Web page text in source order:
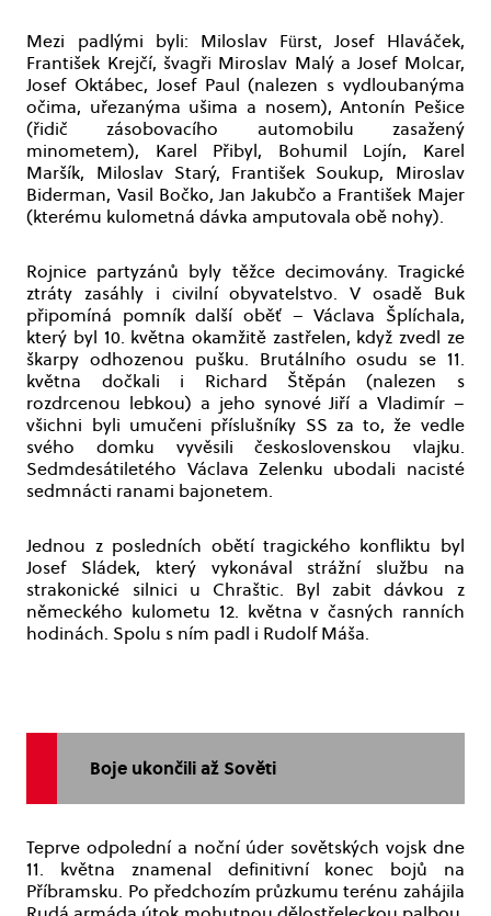
Mezi padlými byli: Miloslav Fürst, Josef Hlaváček,
František Krejčí, švagři Miroslav Malý a Josef Molcar,
Josef Oktábec, Josef Paul (nalezen s vydloubanýma
očima, uřezanýma ušima a nosem), Antonín Pešice
(řidič zásobovacího automobilu zasažený
minometem), Karel Přibyl, Bohumil Lojín, Karel
Maršík, Miloslav Starý, František Soukup, Miroslav
Biderman, Vasil Bočko, Jan Jakubčo a František Majer
(kterému kulometná dávka amputovala obě nohy).
Rojnice partyzánů byly těžce decimovány. Tragické
ztráty zasáhly i civilní obyvatelstvo. V osadě Buk
připomíná pomník další oběť – Václava Šplíchala,
který byl 10. května okamžitě zastřelen, když zvedl ze
škarpy odhozenou pušku. Brutálního osudu se 11.
května dočkali i Richard Štěpán (nalezen s
rozdrcenou lebkou) a jeho synové Jiří a Vladimír –
všichni byli umučeni příslušníky SS za to, že vedle
svého domku vyvěsili československou vlajku.
Sedmdesátiletého Václava Zelenku ubodali nacisté
sedmnácti ranami bajonetem.
Jednou z posledních obětí tragického konfliktu byl
Josef Sládek, který vykonával strážní službu na
strakonické silnici u Chraštic. Byl zabit dávkou z
německého kulometu 12. května v časných ranních
hodinách. Spolu s ním padl i Rudolf Máša.
Boje ukončili až Sověti
Teprve odpolední a noční úder sovětských vojsk dne
11. května znamenal definitivní konec bojů na
Příbramsku. Po předchozím průzkumu terénu zahájila